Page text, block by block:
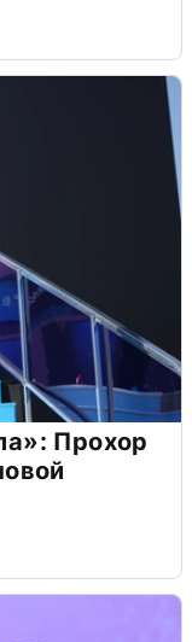
Прохор